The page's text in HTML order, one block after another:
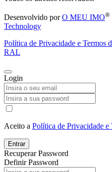
Desenvolvido porO MEU IMO®
Technology
Política de Privacidade e Termos
RAL
Login
Aceito a Política de Privacidade e
Entrar
Recuperar Password
Definir Password